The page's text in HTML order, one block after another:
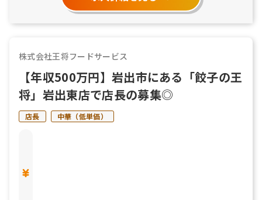
株式会社王将フードサービス
【年収500万円】岩出市にある「餃子の王
将」岩出東店で店長の募集◎
店長 中華（低単価）